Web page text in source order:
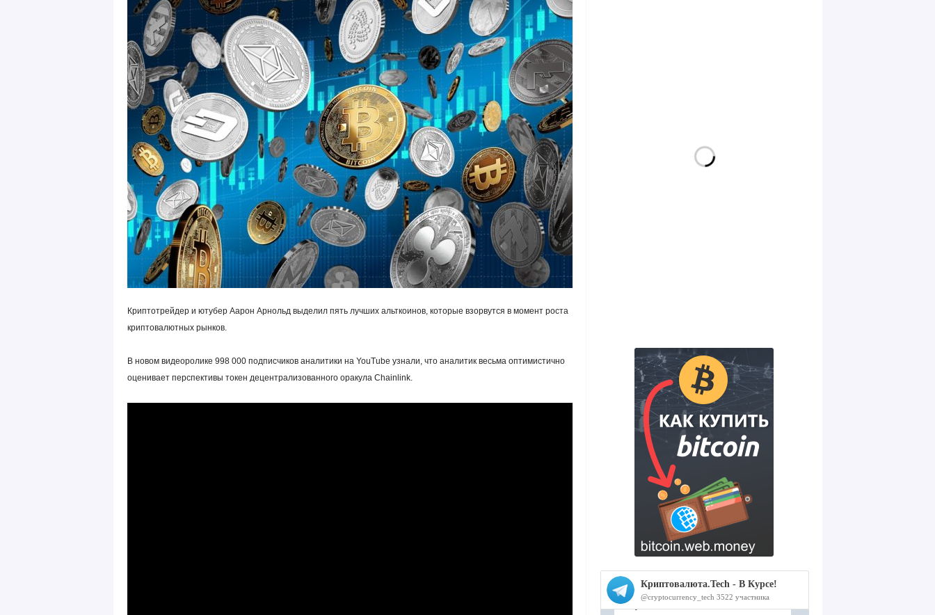
Криптотрейдер и ютубер Аарон Арнольд выделил пять лучших альткоинов, которые взорвутся в момент роста
криптовалютных рынков.
В новом видеоролике 998 000 подписчиков аналитики на YouTube узнали, что аналитик весьма оптимистично
оценивает перспективы токен децентрализованного оракула Chainlink.